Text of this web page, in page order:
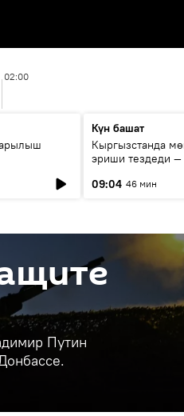
02:00
Күн башат
Кыргызстанда
эриши тездеди —
09:04 46 мин
Путин